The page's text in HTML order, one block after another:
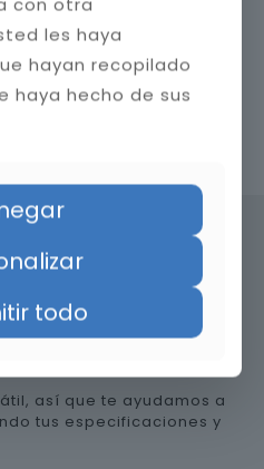
el baño en
así que te ayudamos a
tus especificaciones y
les haya
hayan recopilado
haya hecho de sus
todo